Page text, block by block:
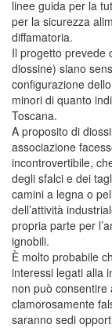
linee guida per la
per la sicurezza
diffamatoria.
Il progetto prevede
diossine) siano
configurazione
minori di quanto
Toscana.
A proposito di
associazione
incontrovertibile,
degli sfalci e dei
camini a legna o
dell’attività
propria parte per
ignobili.
È molto probabile
interessi legati alla
non può
clamorosamente
saranno sedi